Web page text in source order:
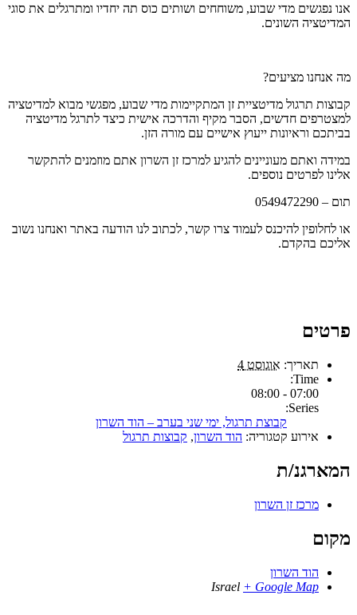
אנו נפגשים מדי שבוע, משוחחים ושותים כוס תה יחדיו ומתרגלים את סוגי
המדיטציה השונים.
מה אנחנו מציעים?
בביתכם וראיונות ייעוץ אישיים עם מורה הזן.
אלינו לפרטים נוספים.
תום – 0549472290
אליכם בהקדם.
פרטים
תאריך: אוגוסט 4
Time:
07:00 - 08:00
Series:
קבוצת תרגול, ימי שני בערב – הוד השרון
אירוע קטגוריה: הוד השרון, קבוצות תרגול
המארגנ/ת
מרכז זן השרון
מקום
הוד השרון
Israel + Google Map